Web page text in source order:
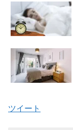
ツイート